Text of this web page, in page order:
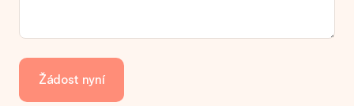
Jak mohu zaplatit objednávku?
kartu, fakturu přes Klarna nebo ruční převod. V případě ručního
převodu platby prosím vezměte v úvahu dodací lhůtu 3 dny
navíc.
Žádost nyní